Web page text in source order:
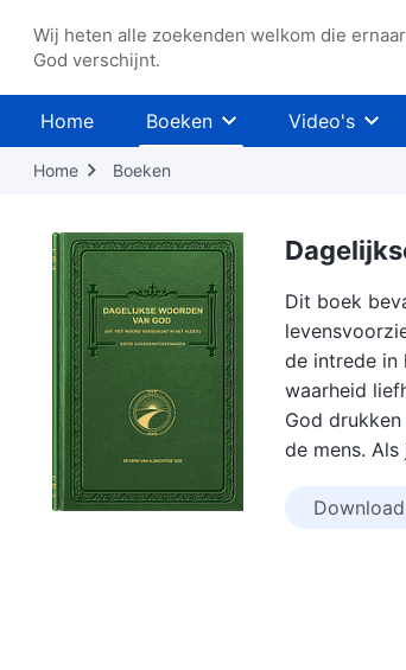
Wij heten alle zoekenden welkom die
God verschijnt.
Home Boeken Video's
Home Boeken
Dit boek
de intrede in
waarheid
God
de mens.
Download